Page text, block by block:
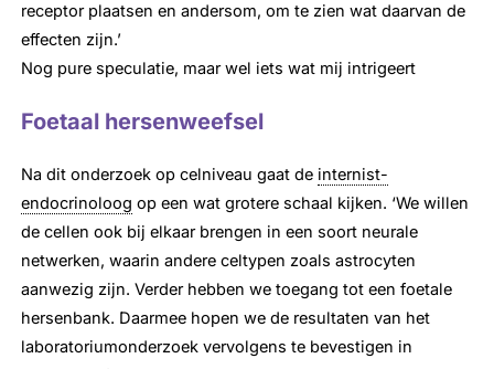
receptor plaatsen en andersom, om te zien wat daarvan de
effecten zijn.’
Nog pure speculatie, maar wel iets wat mij intrigeert
Foetaal hersenweefsel
Na dit onderzoek op celniveau gaat de internist-
endocrinoloog op een wat grotere schaal kijken. ‘We willen
de cellen ook bij elkaar brengen in een soort neurale
netwerken, waarin andere celtypen zoals astrocyten
aanwezig zijn. Verder hebben we toegang tot een foetale
hersenbank. Daarmee hopen we de resultaten van het
laboratoriumonderzoek vervolgens te bevestigen in